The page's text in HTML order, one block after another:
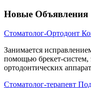
Новые Объявления
Стоматолог-Ортодонт
Занимается
помощью брекет-систем,
ортодонтических
Стоматолог-терапевт